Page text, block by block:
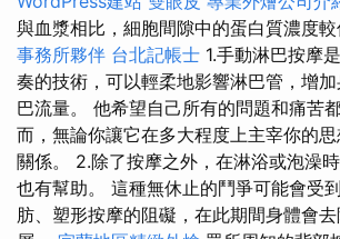
與血漿相比，細胞間隙中的蛋白質濃度較
事務所夥伴 台北記帳士 1.手動淋巴按摩
奏的技術，可以輕柔地影響淋巴管，增
巴流量。 他希望自己所有的問題和痛苦
而，無論你讓它在多大程度上主宰你的
關係。 2.除了按摩之外，在淋浴或泡澡
也有幫助。 這種無休止的鬥爭可能會受
肪、塑形按摩的阻礙，在此期間身體會